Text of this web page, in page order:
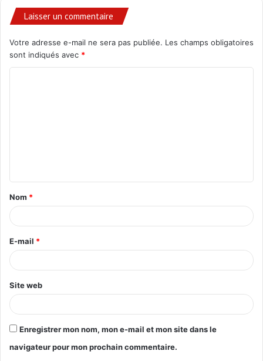
Laisser un commentaire
Votre adresse e-mail ne sera pas publiée. Les champs obligatoires
sont indiqués avec *
t
a
e
*
Nom *
E-mail *
Site web
Enregistrer mon nom, mon e-mail et mon site dans le
navigateur pour mon prochain commentaire.